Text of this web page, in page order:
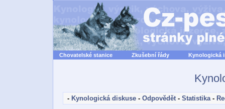
Chovatelské stanice Zkušební řády Kynologická
- Kynologická diskuse - Odpovědět- Statistika-